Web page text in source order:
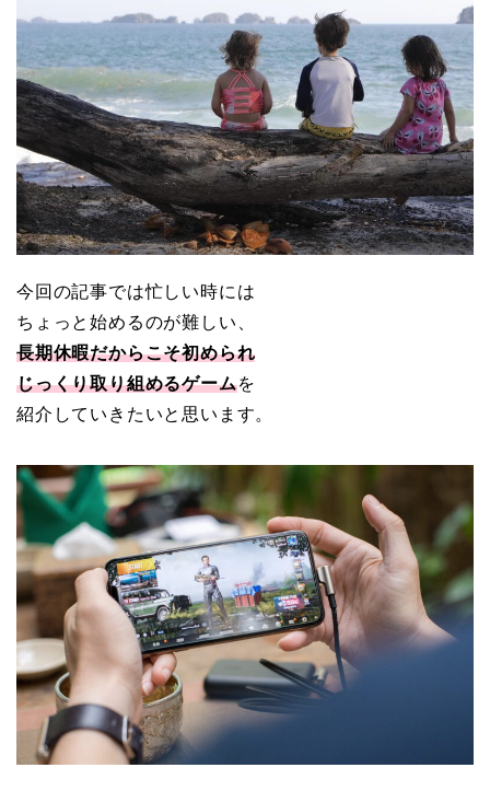
今回の記事では忙しい時には
ちょっと始めるのが難しい、
長期休暇だからこそ初められ
じっくり取り組めるゲームを
紹介していきたいと思います。